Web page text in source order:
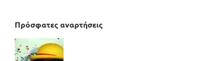
Πρόσφατες αναρτήσεις